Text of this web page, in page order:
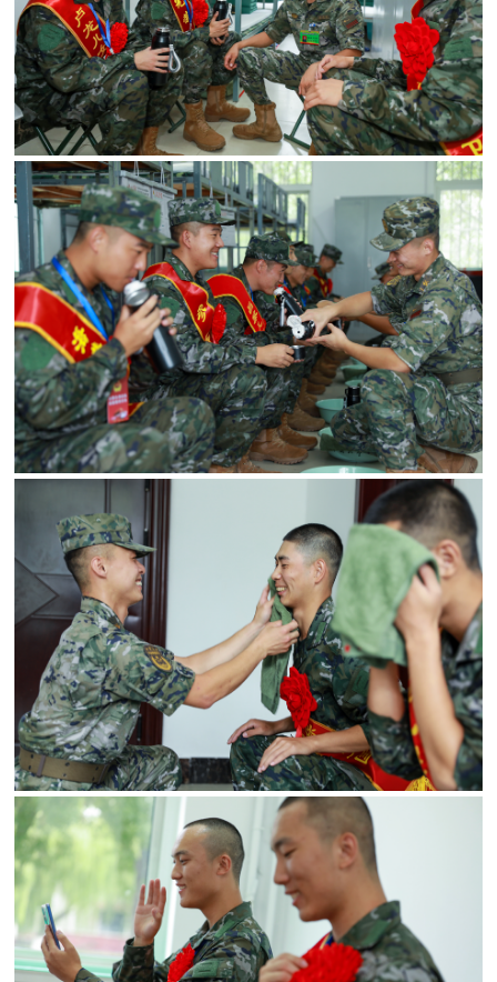
范
英
雄
模
范
退
役
军
人
风
采
退
役
军
人
风
退
役
军
服
务
役
军
服
务
文
化
国
防
文
化
防
色
文